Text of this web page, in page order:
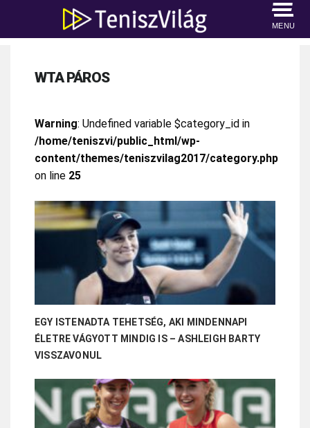
MENU
WTA PÁROS
Warning: Undefined variable $category_id in
/home/teniszvi/public_html/wp-
content/themes/teniszvilag2017/category.php
on line 25
EGY ISTENADTA TEHETSÉG, AKI MINDENNAPI
ÉLETRE VÁGYOTT MINDIG IS – ASHLEIGH BARTY
VISSZAVONUL